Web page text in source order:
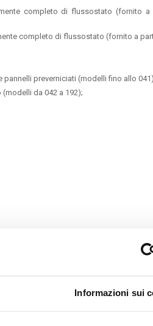
Informazioni sui
completo di flussostato (fornito a
completo di flussostato (fornito a
preverniciati (modelli fino allo
da 042 a 192);
°C (condenser side);